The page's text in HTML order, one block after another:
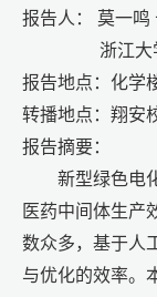
报告人：
莫一鸣
浙江大
报告地点：化学
转播地点：翔安
报告摘要：
新型绿色电
医药中间体生产
数众多，基于人
与优化的效率。